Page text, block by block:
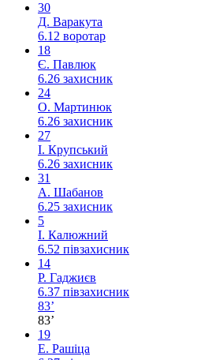
30
Д. Варакута
6.12 воротар
18
Є. Павлюк
6.26 захисник
24
О. Мартинюк
6.26 захисник
27
І. Крупський
6.26 захисник
31
А. Шабанов
6.25 захисник
5
І. Калюжний
6.52 півзахисник
14
Р. Гаджиєв
6.37 півзахисник
83’
83’
19
Е. Рашіца